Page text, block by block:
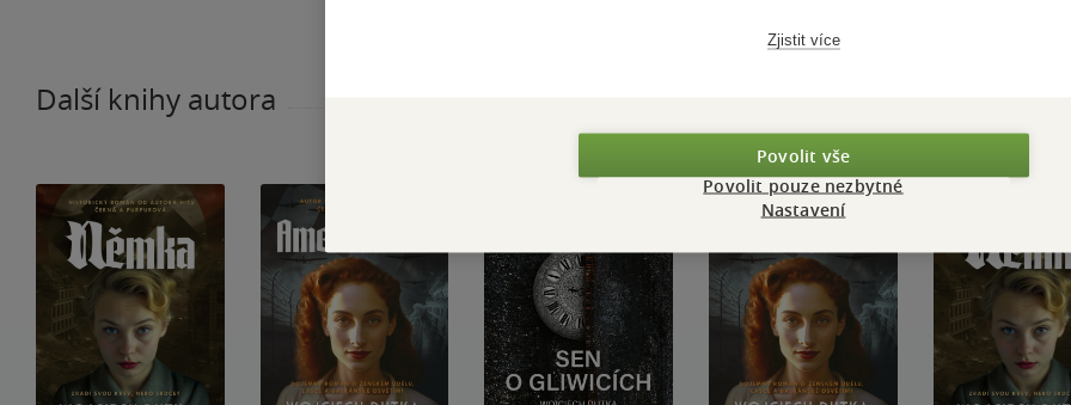
Další knihy autora
Zjistit více
Povolit vše
Povolit pouze nezbytné
Nastavení